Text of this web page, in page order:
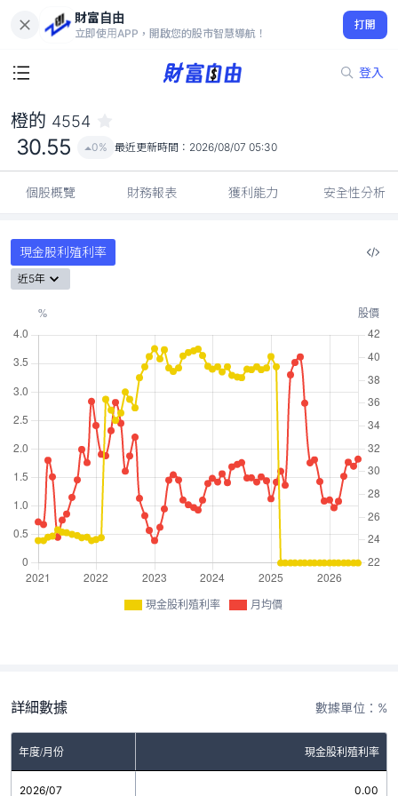
財富自由
立即使用APP，開啟您的股市智慧導航！
打開
登入
30.55
0%
橙的 4554
30.55 0% 最近更新時間： 2026/08/07 05:30
個股概覽 財務報表 獲利能力 安全性分析
現金股利殖利率
近5年
現金股利殖利率 月均價
詳細數據 數據單位：%
年度/月份 現金股利殖利率
2026/07 0.00